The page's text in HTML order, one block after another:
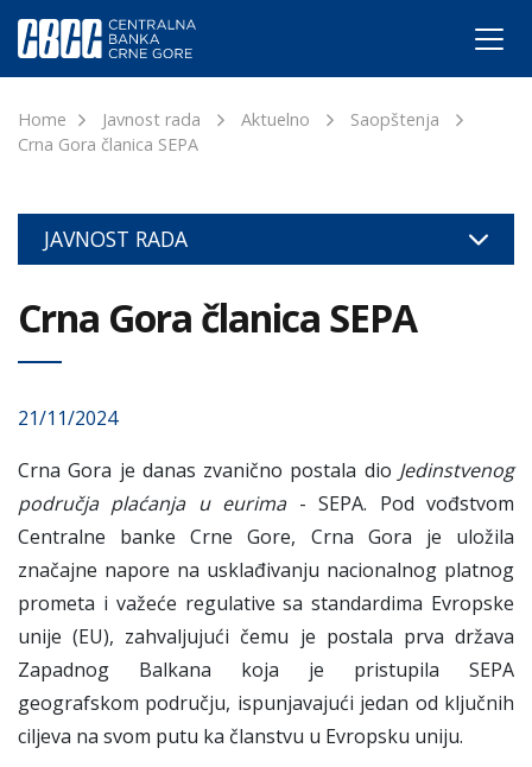
Home Javnost rada Aktuelno
Saopštenja
Crna Gora članica SEPA
JAVNOST RADA
Crna Gora članica SEPA
21/11/2024
Crna Gora je danas zvanično postala dio Jedinstvenog
područja plaćanja u eurima- SEPA. Pod vođstvom
Centralne banke Crne Gore, Crna Gora je uložila
značajne napore na usklađivanju nacionalnog platnog
prometa i važeće regulative sa standardima Evropske
unije (EU), zahvaljujući čemu je postala prva država
Zapadnog Balkana koja je pristupila SEPA
geografskom području, ispunjavajući jedan od ključnih
ciljeva na svom putu ka članstvu u Evropsku uniju.